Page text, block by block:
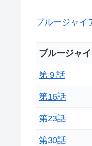
ブルージャイ
ブルージャ
第９話
第16話
第23話
第30話